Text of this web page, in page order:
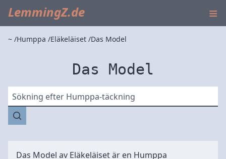
LemmingZ.de ≡
~ Humppa Eläkeläiset Das Model
Das Model
Sökning efter Humppa-täckning
Das Model av Eläkeläisetär en Humppa